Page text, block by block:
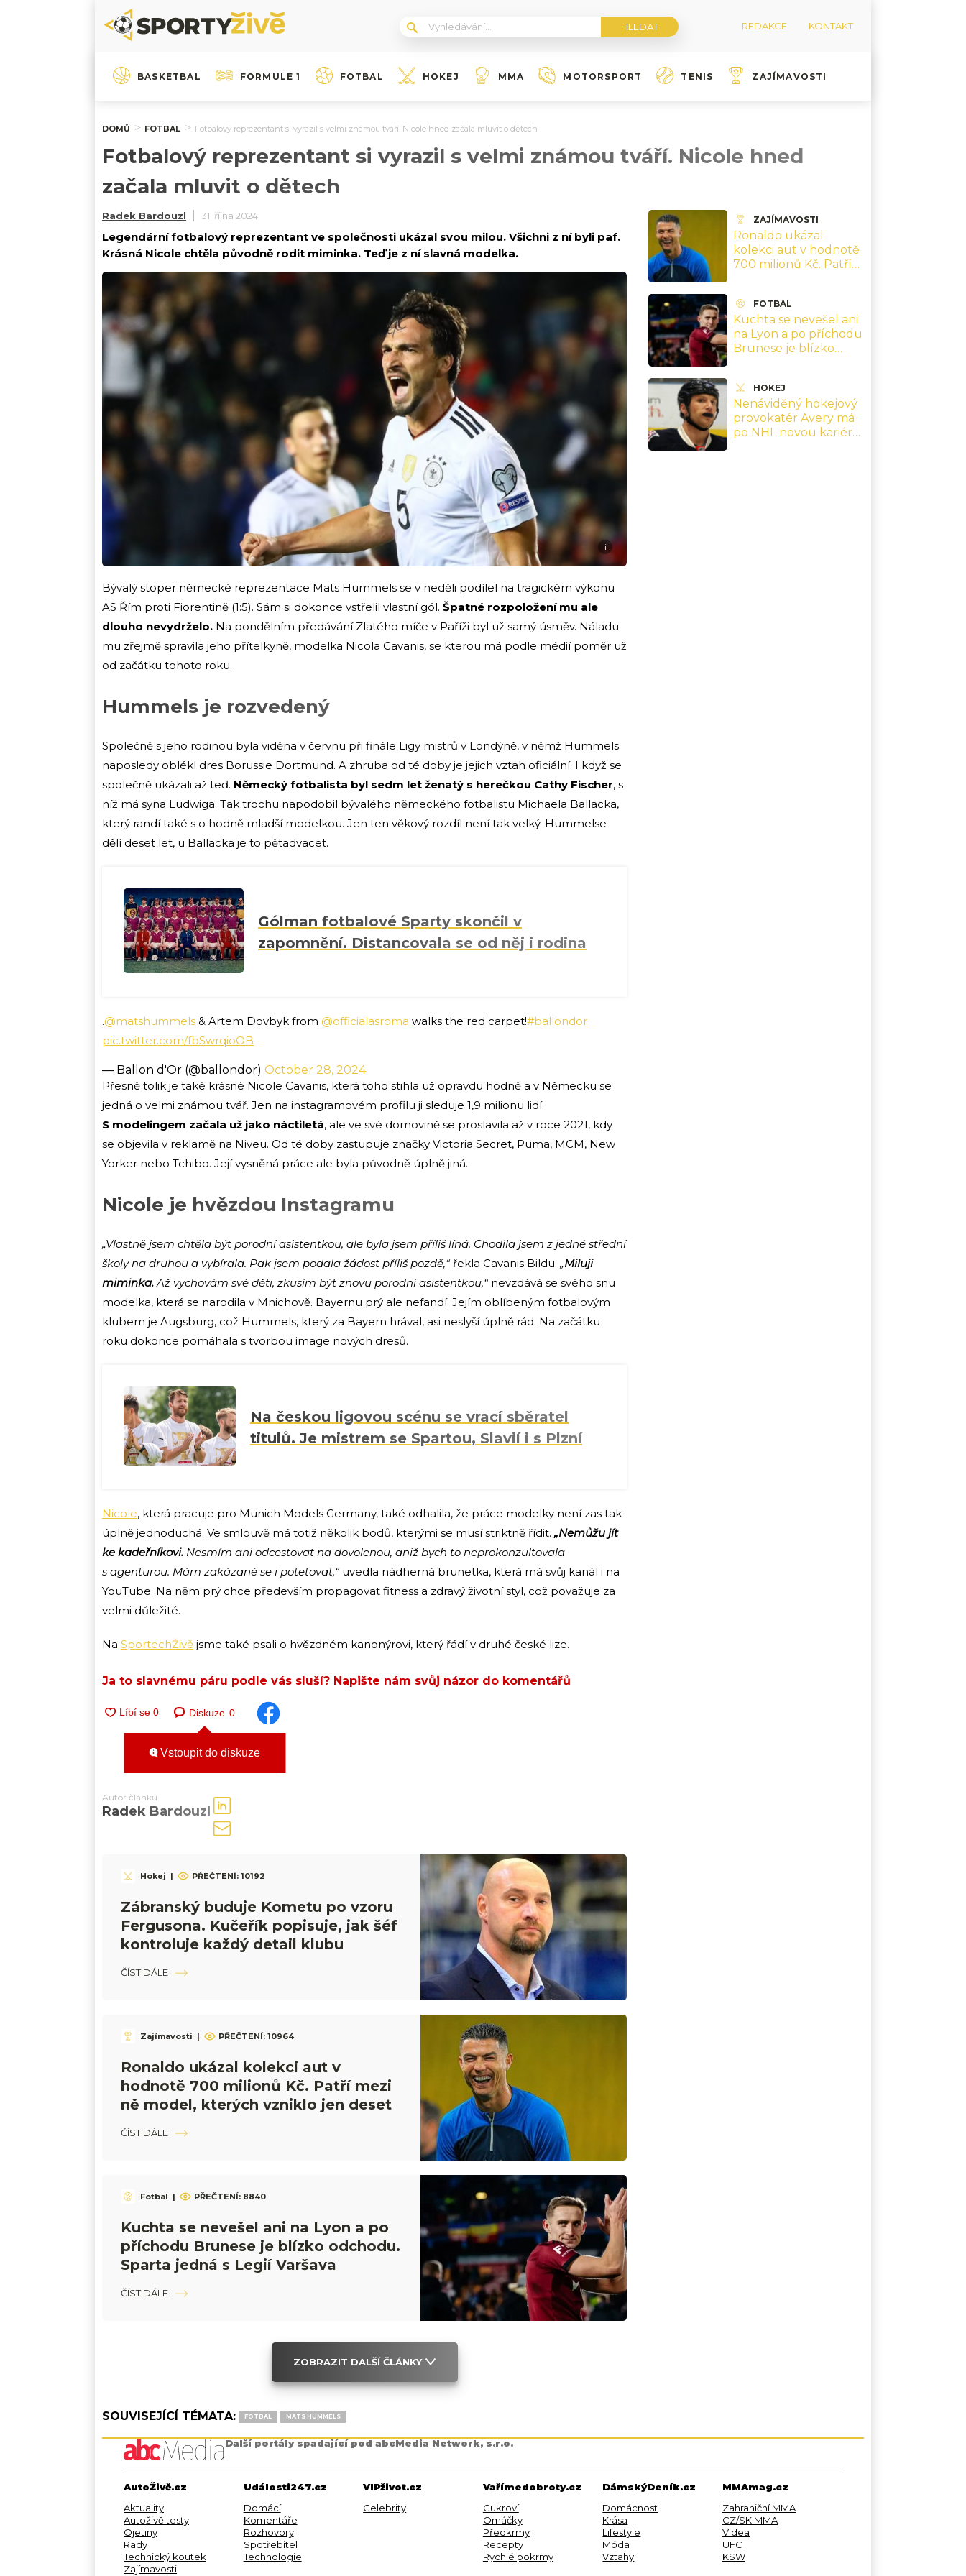
REDAKCE KONTAKT
BASKETBAL FORMULE 1 FOTBAL HOKEJ MMA MOTORSPORT TENIS ZAJÍMAVOSTI
DOMŮ FOTBAL Fotbalový reprezentant si vyrazil s velmi známou tváří. Nicole hned začala mluvit o dětech
Fotbalový reprezentant si vyrazil s velmi známou tváří. Nicole hned
začala mluvit o dětech
Radek Bardouzl 31. října 2024
Legendární fotbalový reprezentant ve společnosti ukázal svou milou. Všichni z ní byli paf.
Krásná Nicole chtěla původně rodit miminka. Teď je z ní slavná modelka.
i
Bývalý stoper německé reprezentace Mats Hummels se v neděli podílel na tragickém výkonu
AS Řím proti Fiorentině (1:5). Sám si dokonce vstřelil vlastní gól. Špatné rozpoložení mu ale
dlouho nevydrželo. Na pondělním předávání Zlatého míče v Paříži byl už samý úsměv. Náladu
mu zřejmě spravila jeho přítelkyně, modelka Nicola Cavanis, se kterou má podle médií poměr už
od začátku tohoto roku.
Hummels je rozvedený
Společně s jeho rodinou byla viděna v červnu při finále Ligy mistrů v Londýně, v němž Hummels
naposledy oblékl dres Borussie Dortmund. A zhruba od té doby je jejich vztah oficiální. I když se
společně ukázali až teď. Německý fotbalista byl sedm let ženatý s herečkou Cathy Fischer, s
níž má syna Ludwiga. Tak trochu napodobil bývalého německého fotbalistu Michaela Ballacka,
který randí také s o hodně mladší modelkou. Jen ten věkový rozdíl není tak velký. Hummelse
dělí deset let, u Ballacka je to pětadvacet.
Gólman fotbalové Sparty skončil v
zapomnění. Distancovala se od něj i rodina
.@matshummels & Artem Dovbyk from @officialasroma walks the red carpet!#ballondor
pic.twitter.com/fbSwrqioOB
— Ballon d'Or (@ballondor) October 28, 2024
Přesně tolik je také krásné Nicole Cavanis, která toho stihla už opravdu hodně a v Německu se
jedná o velmi známou tvář. Jen na instagramovém profilu ji sleduje 1,9 milionu lidí.
S modelingem začala už jako náctiletá, ale ve své domovině se proslavila až v roce 2021, kdy
se objevila v reklamě na Niveu. Od té doby zastupuje značky Victoria Secret, Puma, MCM, New
Yorker nebo Tchibo. Její vysněná práce ale byla původně úplně jiná.
Nicole je hvězdou Instagramu
„Vlastně jsem chtěla být porodní asistentkou, ale byla jsem příliš líná. Chodila jsem z jedné střední
školy na druhou a vybírala. Pak jsem podala žádost příliš pozdě,“řekla Cavanis Bildu. „Miluji
miminka.Až vychovám své děti, zkusím být znovu porodní asistentkou,“nevzdává se svého snu
modelka, která se narodila v Mnichově. Bayernu prý ale nefandí. Jejím oblíbeným fotbalovým
klubem je Augsburg, což Hummels, který za Bayern hrával, asi neslyší úplně rád. Na začátku
roku dokonce pomáhala s tvorbou image nových dresů.
Na českou ligovou scénu se vrací sběratel
titulů. Je mistrem se Spartou, Slavií i s Plzní
Nicole, která pracuje pro Munich Models Germany, také odhalila, že práce modelky není zas tak
úplně jednoduchá. Ve smlouvě má totiž několik bodů, kterými se musí striktně řídit. „Nemůžu jít
ke kadeřníkovi. Nesmím ani odcestovat na dovolenou, aniž bych to neprokonzultovala
s agenturou. Mám zakázané se i potetovat,“uvedla nádherná brunetka, která má svůj kanál i na
YouTube. Na něm prý chce především propagovat fitness a zdravý životní styl, což považuje za
velmi důležité.
Na SportechŽivě jsme také psali o hvězdném kanonýrovi, který řádí v druhé české lize.
Ja to slavnému páru podle vás sluší? Napište nám svůj názor do komentářů
Diskuze 0
Vstoupit do diskuze
Autor článku
Radek Bardouzl
Hokej | PŘEČTENÍ: 10192
Zábranský buduje Kometu po vzoru
Fergusona. Kučeřík popisuje, jak šéf
kontroluje každý detail klubu
ČÍST DÁLE
Zajímavosti | PŘEČTENÍ: 10964
Ronaldo ukázal kolekci aut v
hodnotě 700 milionů Kč. Patří mezi
ně model, kterých vzniklo jen deset
ČÍST DÁLE
Fotbal | PŘEČTENÍ: 8840
Kuchta se nevešel ani na Lyon a po
příchodu Brunese je blízko odchodu.
Sparta jedná s Legií Varšava
ČÍST DÁLE
ZOBRAZIT DALŠÍ ČLÁNKY
SOUVISEJÍCÍ TÉMATA: FOTBAL MATS HUMMELS
ZAJÍMAVOSTI
Ronaldo ukázal
kolekci aut v hodnotě
700 milionů Kč. Patří
desetFOTBAL
Kuchta se nevešel ani
na Lyon a po příchodu
Brunese je blízko
HOKEJ
Nenáviděný hokejový
provokatér Avery má
po NHL novou kariéru.
Další portály spadající pod abcMedia Network, s.r.o.
AutoŽivě.cz
Aktuality
Autoživě testy
Ojetiny
Rady
Technický koutek
Zajímavosti
Události247.cz
Domácí
Komentáře
Rozhovory
Spotřebitel
Technologie
VIPživot.cz
Celebrity
Vařímedobroty.cz
Cukroví
Omáčky
Předkrmy
Recepty
Rychlé pokrmy
DámskýDeník.cz
Domácnost
Krása
Lifestyle
Móda
Vztahy
MMAmag.cz
Zahraniční MMA
CZ/SK MMA
Videa
UFC
KSW